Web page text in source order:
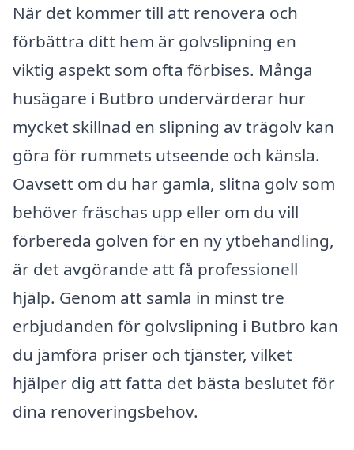
När det kommer till att renovera och
förbättra ditt hem är golvslipning en
viktig aspekt som ofta förbises. Många
husägare i Butbro undervärderar hur
mycket skillnad en slipning av trägolv kan
göra för rummets utseende och känsla.
Oavsett om du har gamla, slitna golv som
behöver fräschas upp eller om du vill
förbereda golven för en ny ytbehandling,
är det avgörande att få professionell
hjälp. Genom att samla in minst tre
erbjudanden för golvslipning i Butbro kan
du jämföra priser och tjänster, vilket
hjälper dig att fatta det bästa beslutet för
dina renoveringsbehov.